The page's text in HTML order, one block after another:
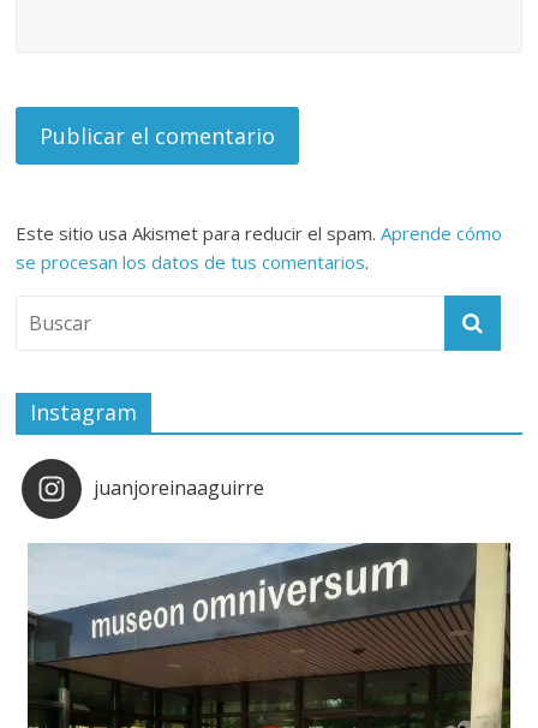
Este sitio usa Akismet para reducir el spam.Aprende cómo
se procesan los datos de tus comentarios.
Instagram
juanjoreinaaguirre